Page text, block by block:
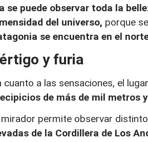
se puede observar toda la
del universo, porque
se encuentra en el
y furia
cuanto a las sensaciones, el
de más de mil metros
mirador permite observar
de la Cordillera de Los